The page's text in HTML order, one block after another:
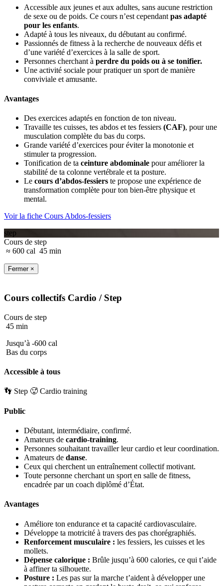
Accessible aux jeunes et aux adultes, sans aucune restriction
de sexe ou de poids. Ce cours n’est cependant pas adapté
pour les enfants.
Adapté à tous les niveaux, du débutant au confirmé.
Passionnés de fitness à la recherche de nouveaux défis et
d’une variété d’exercices à la salle de sport.
Personnes cherchant à perdre du poids ou à se tonifier.
Une activité sociale pour pratiquer un sport de manière
conviviale et amusante.
Avantages
Des exercices adaptés en fonction de ton niveau.
Travaille tes cuisses, tes abdos et tes fessiers (CAF), pour une
musculation complète du bas du corps.
Grande variété d’exercices pour éviter la monotonie et
stimuler ta progression.
Tonification de ta ceinture abdominale pour améliorer la
stabilité de ta colonne vertébrale et ta posture.
Le cours d’abdos-fessiers te propose une expérience de
transformation complète pour ton bien-être physique et
mental.
Voir la fiche Cours Abdos-fessiers
step
Cours de step
≈ 600 cal 45 min
Fermer ×
Cours collectifs Cardio / Step
Cours de step
45 min
Jusqu’à -600 cal
Bas du corps
Accessible à tous
👣 Step 🥵 Cardio training
Public
Débutant, intermédiaire, confirmé.
Amateurs de cardio-training.
Personnes souhaitant travailler leur cardio et leur coordination.
Amateurs de danse.
Ceux qui cherchent un entraînement collectif motivant.
Toute personne cherchant un sport en salle de fitness,
encadrée par un coach diplômé d’État.
Avantages
Améliore ton endurance et ta capacité cardiovasculaire.
Développe ta motricité à travers des pas chorégraphiés.
Renforcement musculaire : les fessiers, les cuisses et les
mollets.
Dépense calorique : Brûle jusqu’à 600 calories, ce qui t’aide
à affiner ta silhouette.
Posture : Les pas sur la marche t’aident à développer une